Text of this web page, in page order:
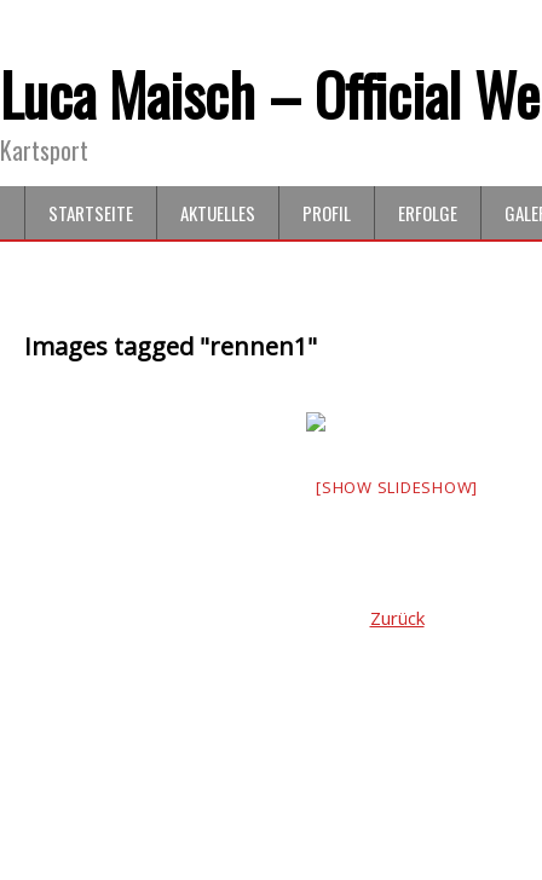
Luca Maisch – Official
Kartsport
STARTSEITE AKTUELLES PROFIL ERFOLGE
Images tagged "rennen1"
[SHOW SLIDESHOW]
Zurück